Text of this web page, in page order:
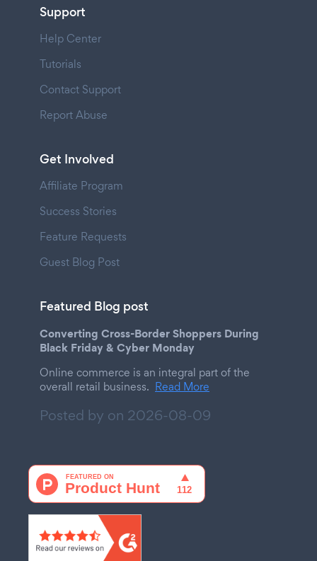
Support
Help Center
Tutorials
Contact Support
Report Abuse
Get Involved
Affiliate Program
Success Stories
Feature Requests
Guest Blog Post
Featured Blog post
Converting Cross-Border Shoppers During
Black Friday & Cyber Monday
Online commerce is an integral part of the
overall retail business. Read More
Posted by on 2026-08-09